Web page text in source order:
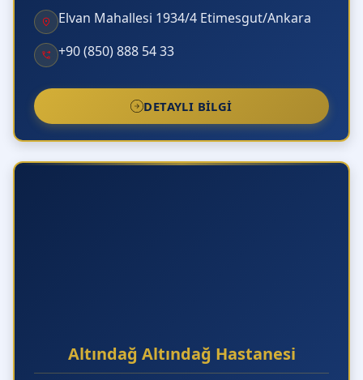
Elvan Mahallesi 1934/4 Etimesgut/Ankara
+90 (850) 888 54 33
DETAYLI BILGI
Altındağ Altındağ Hastanesi